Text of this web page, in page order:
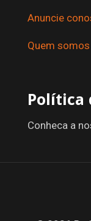
Anuncie
Quem somos
Política
Conheca a